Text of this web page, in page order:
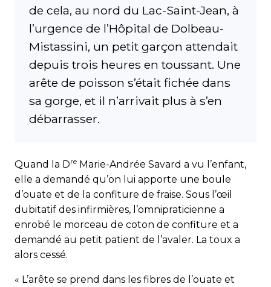
de cela, au nord du Lac-Saint-Jean, à
l’urgence de l’Hôpital de Dolbeau-
Mistassini, un petit garçon attendait
depuis trois heures en toussant. Une
arête de poisson s’était fichée dans
sa gorge, et il n’arrivait plus à s’en
débarrasser.
Quand la Dre Marie-Andrée Savard a vu l’enfant,
elle a demandé qu’on lui apporte une boule
d’ouate et de la confiture de fraise. Sous l’œil
dubitatif des infirmières, l’omnipraticienne a
enrobé le morceau de coton de confiture et a
demandé au petit patient de l’avaler. La toux a
alors cessé.
« L’arête se prend dans les fibres de l’ouate et